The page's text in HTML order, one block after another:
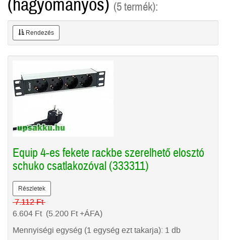
(hagyományos) (5 termék):
Rendezés
Equip 4-es fekete rackbe szerelhető elosztó
schuko csatlakozóval (333311)
Részletek
7.112Ft
6.604 Ft(5.200 Ft+ÁFA)
Mennyiségi egység (1 egység ezt takarja): 1 db